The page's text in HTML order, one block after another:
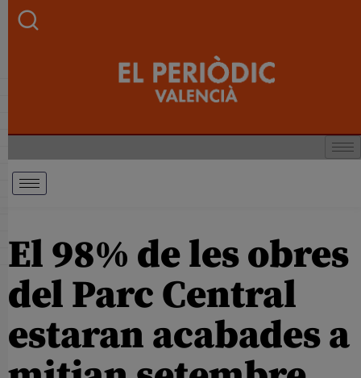
El 98% de les obres
del Parc Central
estaran acabades a